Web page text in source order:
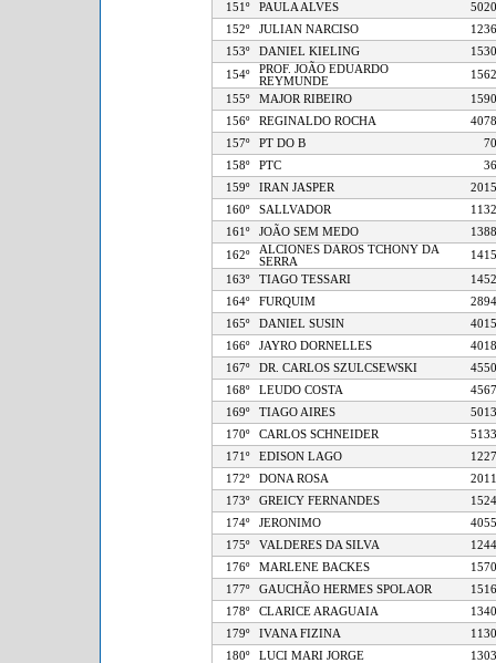
151º
PAULA ALVES
152º
JULIAN NARCISO
153º
DANIEL KIELING
154º
PROF. JOÃO EDUARDO
REYMUNDE
155º
MAJOR RIBEIRO
156º
REGINALDO ROCHA
157º
PT DO B
158º
PTC
159º
IRAN JASPER
160º
SALLVADOR
161º
JOÃO SEM MEDO
162º
ALCIONES DAROS TCHONY DA
SERRA
163º
TIAGO TESSARI
164º
FURQUIM
165º
DANIEL SUSIN
166º
JAYRO DORNELLES
167º
DR. CARLOS SZULCSEWSKI
168º
LEUDO COSTA
169º
TIAGO AIRES
170º
CARLOS SCHNEIDER
171º
EDISON LAGO
172º
DONA ROSA
173º
GREICY FERNANDES
174º
JERONIMO
175º
VALDERES DA SILVA
176º
MARLENE BACKES
177º
GAUCHÃO HERMES SPOLAOR
178º
CLARICE ARAGUAIA
179º
IVANA FIZINA
180º
LUCI MARI JORGE